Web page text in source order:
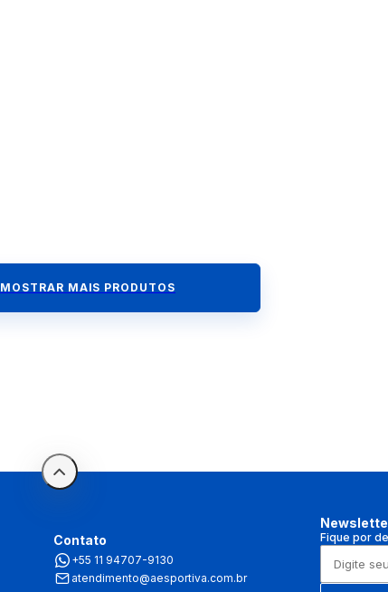
MOSTRAR MAIS PRODUTOS
Contato
+55 11 94707-9130
atendimento@aesportiva.com.br
Fique por